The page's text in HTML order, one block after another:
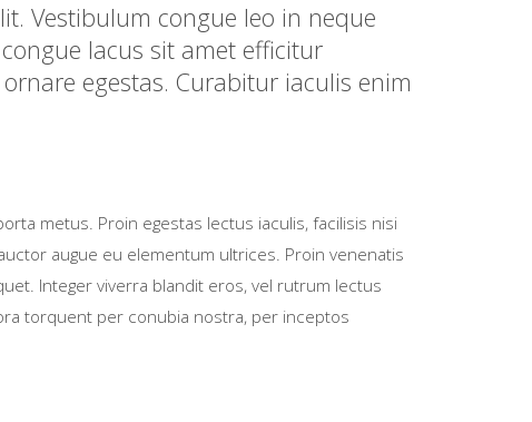
Vestibulum congue leo in neque
lacus sit amet efficitur
egestas. Curabitur iaculis enim
metus. Proin egestas lectus iaculis, facilisis nisi
augue eu elementum ultrices. Proin venenatis
Integer viverra blandit eros, vel rutrum lectus
torquent per conubia nostra, per inceptos